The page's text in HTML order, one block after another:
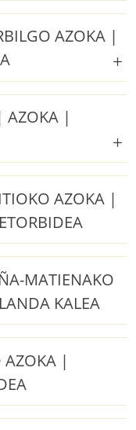
AZOKA |
AZOKA |
AZOKA |
MATIENAKO
KALEA
AZOKA |